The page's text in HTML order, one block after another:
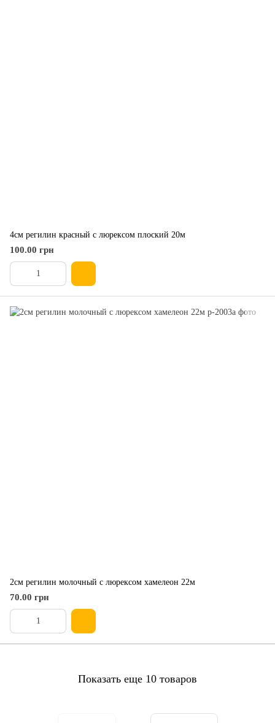
4см регилин красный с люрексом плоский 20м
100.00 грн
2см регилин молочный с люрексом хамелеон 22м
70.00 грн
Показать еще 10 товаров